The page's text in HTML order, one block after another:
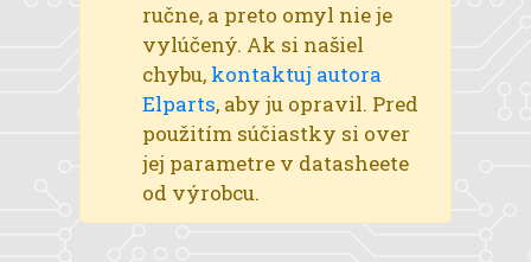
ručne, a preto omyl nie je
vylúčený. Ak si našiel
chybu, kontaktuj autora
Elparts, aby ju opravil. Pred
použitím súčiastky si over
jej parametre v datasheete
od výrobcu.